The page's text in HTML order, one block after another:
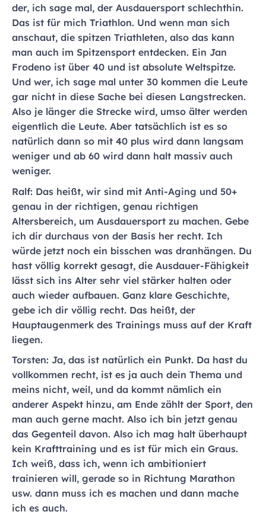
der, ich sage mal, der Ausdauersport schlechthin.
Das ist für mich Triathlon. Und wenn man sich
anschaut, die spitzen Triathleten, also das kann
man auch im Spitzensport entdecken. Ein Jan
Frodeno ist über 40 und ist absolute Weltspitze.
Und wer, ich sage mal unter 30 kommen die Leute
gar nicht in diese Sache bei diesen Langstrecken.
Also je länger die Strecke wird, umso älter werden
eigentlich die Leute. Aber tatsächlich ist es so
natürlich dann so mit 40 plus wird dann langsam
weniger und ab 60 wird dann halt massiv auch
weniger.
Ralf: Das heißt, wir sind mit Anti-Aging und 50+
genau in der richtigen, genau richtigen
Altersbereich, um Ausdauersport zu machen. Gebe
ich dir durchaus von der Basis her recht. Ich
würde jetzt noch ein bisschen was dranhängen. Du
hast völlig korrekt gesagt, die Ausdauer-Fähigkeit
lässt sich ins Alter sehr viel stärker halten oder
auch wieder aufbauen. Ganz klare Geschichte,
gebe ich dir völlig recht. Das heißt, der
Hauptaugenmerk des Trainings muss auf der Kraft
liegen.
Torsten: Ja, das ist natürlich ein Punkt. Da hast du
vollkommen recht, ist es ja auch dein Thema und
meins nicht, weil, und da kommt nämlich ein
anderer Aspekt hinzu, am Ende zählt der Sport, den
man auch gerne macht. Also ich bin jetzt genau
das Gegenteil davon. Also ich mag halt überhaupt
kein Krafttraining und es ist für mich ein Graus.
Ich weiß, dass ich, wenn ich ambitioniert
trainieren will, gerade so in Richtung Marathon
usw. dann muss ich es machen und dann mache
ich es auch.